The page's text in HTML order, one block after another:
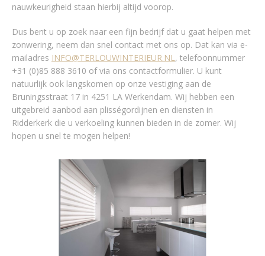
nauwkeurigheid staan hierbij altijd voorop.
Dus bent u op zoek naar een fijn bedrijf dat u gaat helpen met
zonwering, neem dan snel contact met ons op. Dat kan via e-
mailadres INFO@TERLOUWINTERIEUR.NL, telefoonnummer
+31 (0)85 888 3610 of via ons contactformulier. U kunt
natuurlijk ook langskomen op onze vestiging aan de
Bruningsstraat 17 in 4251 LA Werkendam. Wij hebben een
uitgebreid aanbod aan plisségordijnen en diensten in
Ridderkerk die u verkoeling kunnen bieden in de zomer. Wij
hopen u snel te mogen helpen!